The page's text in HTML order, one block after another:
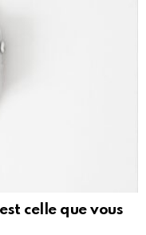
celle que vous